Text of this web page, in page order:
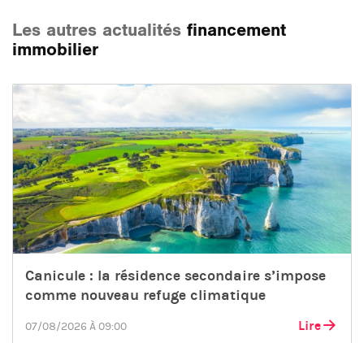
Les autres actualités financement
immobilier
Canicule : la résidence secondaire s’impose
comme nouveau refuge climatique
07/08/2026 À 09:00 Lire